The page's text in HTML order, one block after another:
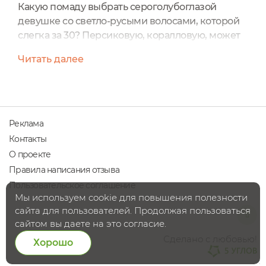
Какую помаду выбрать сероголубоглазой
девушке со светло-русыми волосами, которой
слегка за 30? Персиковую, коралловую, может
помаду от Benecos! И это не просто помада, а
использую. И вот почему:1.Помада-карандаш –
это мультифункциональный продукт. Она
заменяет обычную помаду, подводку...
Читать далее
Реклама
Контакты
О проекте
Правила написания отзыва
Пользовательское соглашение
Мы используем cookie для повышения полезности
сайта для пользователей. Продолжая пользоваться
сайтом вы даете на это согласие.
Хорошо